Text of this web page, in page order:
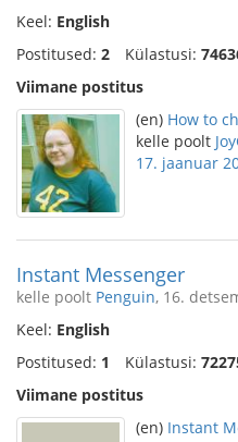
Keel: English
Postitused: 2 Külastusi:
Viimane postitus
(en) How to
kelle poolt
17. jaanuar
Instant Messenger
kelle poolt Penguin, 16.
Keel: English
Postitused: 1 Külastusi:
Viimane postitus
(en) Instant